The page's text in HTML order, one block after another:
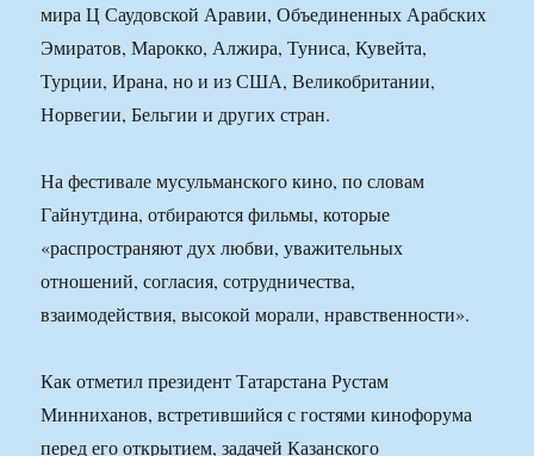
мира Ц Саудовской Аравии, Объединенных Арабских
Эмиратов, Марокко, Алжира, Туниса, Кувейта,
Турции, Ирана, но и из США, Великобритании,
Норвегии, Бельгии и других стран.
На фестивале мусульманского кино, по словам
Гайнутдина, отбираются фильмы, которые
«распространяют дух любви, уважительных
отношений, согласия, сотрудничества,
взаимодействия, высокой морали, нравственности».
Как отметил президент Татарстана Рустам
Минниханов, встретившийся с гостями кинофорума
перед его открытием, задачей Казанского